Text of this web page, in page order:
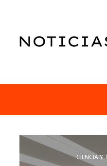
CIENCIA Y